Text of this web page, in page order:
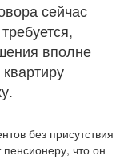
сейчас
вполне
без присутствия
что он